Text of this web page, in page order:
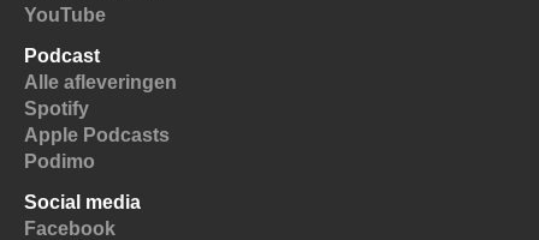
YouTube
Podcast
Alle afleveringen
Spotify
Apple Podcasts
Podimo
Social media
Facebook